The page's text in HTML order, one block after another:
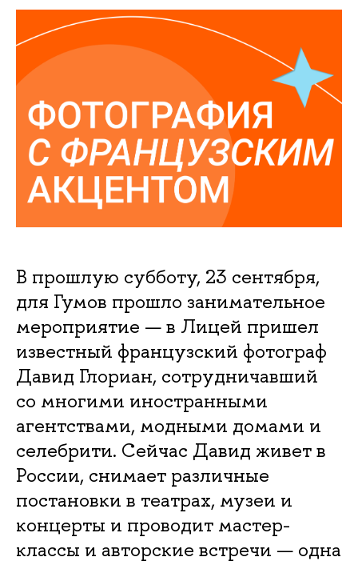
В прошлую субботу, 23 сентября,
для Гумов прошло занимательное
мероприятие — в Лицей пришел
известный французский фотограф
Давид Глориан, сотрудничавший
со многими иностранными
агентствами, модными домами и
селебрити. Сейчас Давид живет в
России, снимает различные
постановки в театрах, музеи и
концерты и проводит мастер-
классы и авторские встречи — одна